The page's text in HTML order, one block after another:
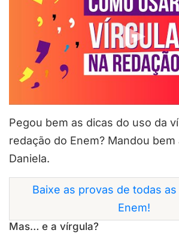
Pegou bem as dicas do uso da
redação do Enem? Mandou
Daniela.
Baixe as provas de todas
Enem!
Mas… e a vírgula?